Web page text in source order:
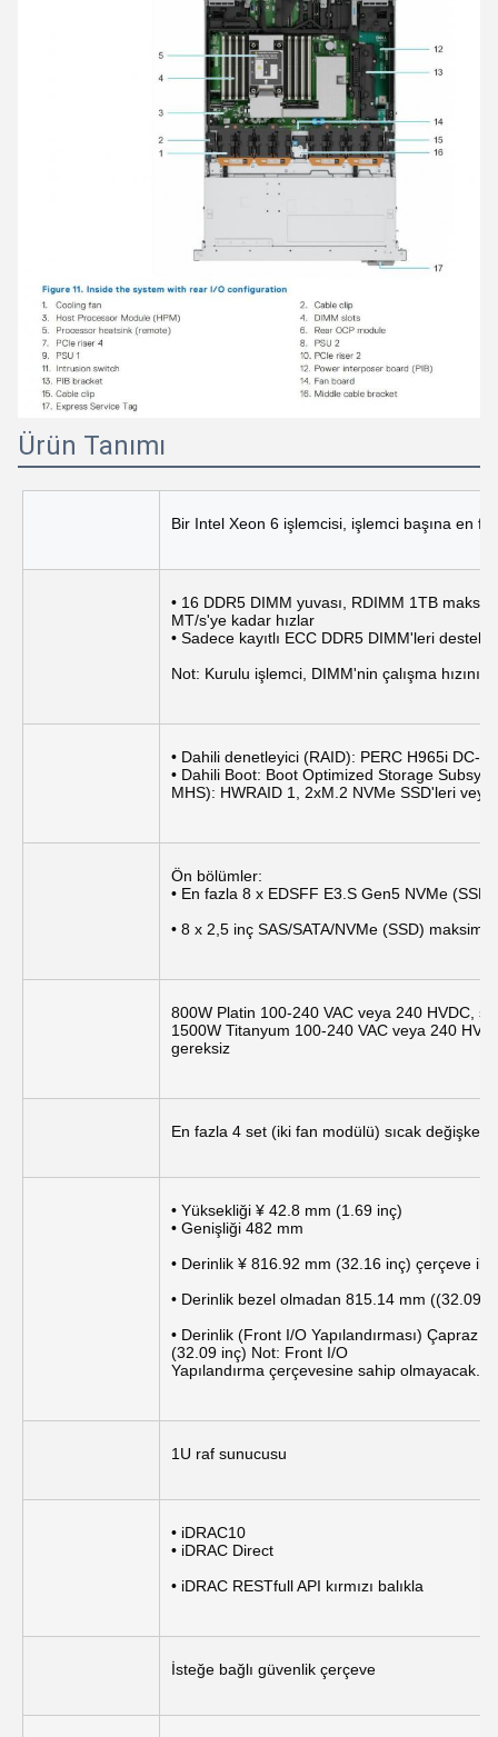
Ürün Tanımı
Bir Intel Xeon 6 işlemcisi, işlemci başına en
• 16 DDR5 DIMM yuvası, RDIMM 1TB
MT/s'ye kadar hızlar
• Sadece kayıtlı ECC DDR5 DIMM'leri
Not: Kurulu işlemci, DIMM'nin çalışma hızını
• Dahili denetleyici (RAID): PERC H965i DC-
• Dahili Boot: Boot Optimized Storage
MHS): HWRAID 1, 2xM.2 NVMe SSD'leri veya
Ön bölümler:
• En fazla 8 x EDSFF E3.S Gen5 NVMe
• 8 x 2,5 inç SAS/SATA/NVMe (SSD)
800W Platin 100-240 VAC veya 240 HVDC,
1500W Titanyum 100-240 VAC veya 240
gereksiz
En fazla 4 set (iki fan modülü) sıcak değişken
• Yüksekliği ¥ 42.8 mm (1.69 inç)
• Genişliği 482 mm
• Derinlik ¥ 816.92 mm (32.16 inç) çerçeve ile
• Derinlik bezel olmadan 815.14 mm ((32.09
• Derinlik (Front I/O Yapılandırması) Çapraz
(32.09 inç) Not: Front I/O
Yapılandırma çerçevesine sahip olmayacak.
1U raf sunucusu
• iDRAC10
• iDRAC Direct
• iDRAC RESTfull API kırmızı balıkla
İsteğe bağlı güvenlik çerçeve